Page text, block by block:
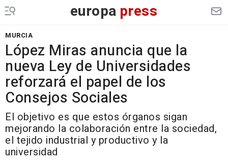
europa press
MURCIA
López Miras anuncia que la
nueva Ley de Universidades
reforzará el papel de los
Consejos Sociales
El objetivo es que estos órganos sigan
mejorando la colaboración entre la sociedad,
el tejido industrial y productivo y la
universidad